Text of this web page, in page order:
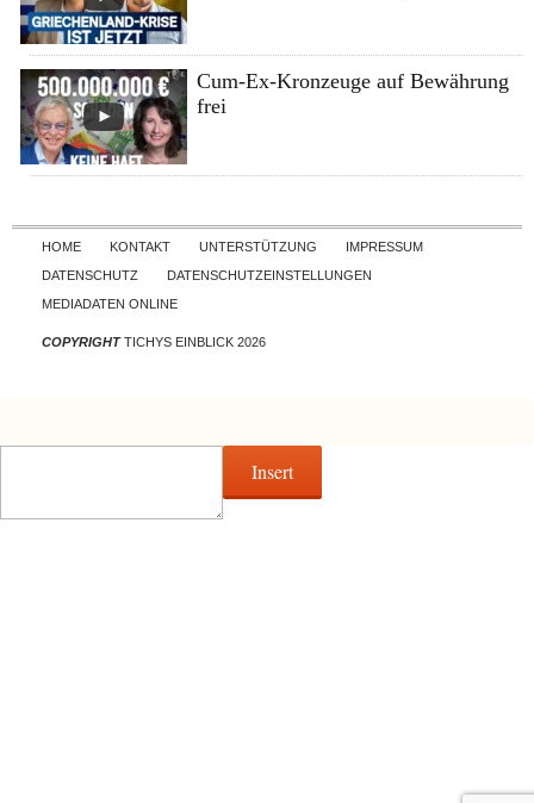
Cum-Ex-Kronzeuge auf Bewährung
frei
Skip to content
HOME KONTAKT UNTERSTÜTZUNG
IMPRESSUM
DATENSCHUTZ
DATENSCHUTZEINSTELLUNGEN
MEDIADATEN ONLINE
COPYRIGHTTICHYS EINBLICK 2026
Insert